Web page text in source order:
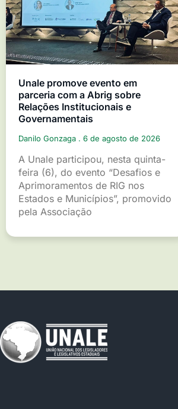
Unale promove evento em
parceria com a Abrig sobre
Relações Institucionais e
Governamentais
Danilo Gonzaga 6 de agosto de 2026
A Unale participou, nesta quinta-
feira (6), do evento “Desafios e
Aprimoramentos de RIG nos
Estados e Municípios”, promovido
pela Associação